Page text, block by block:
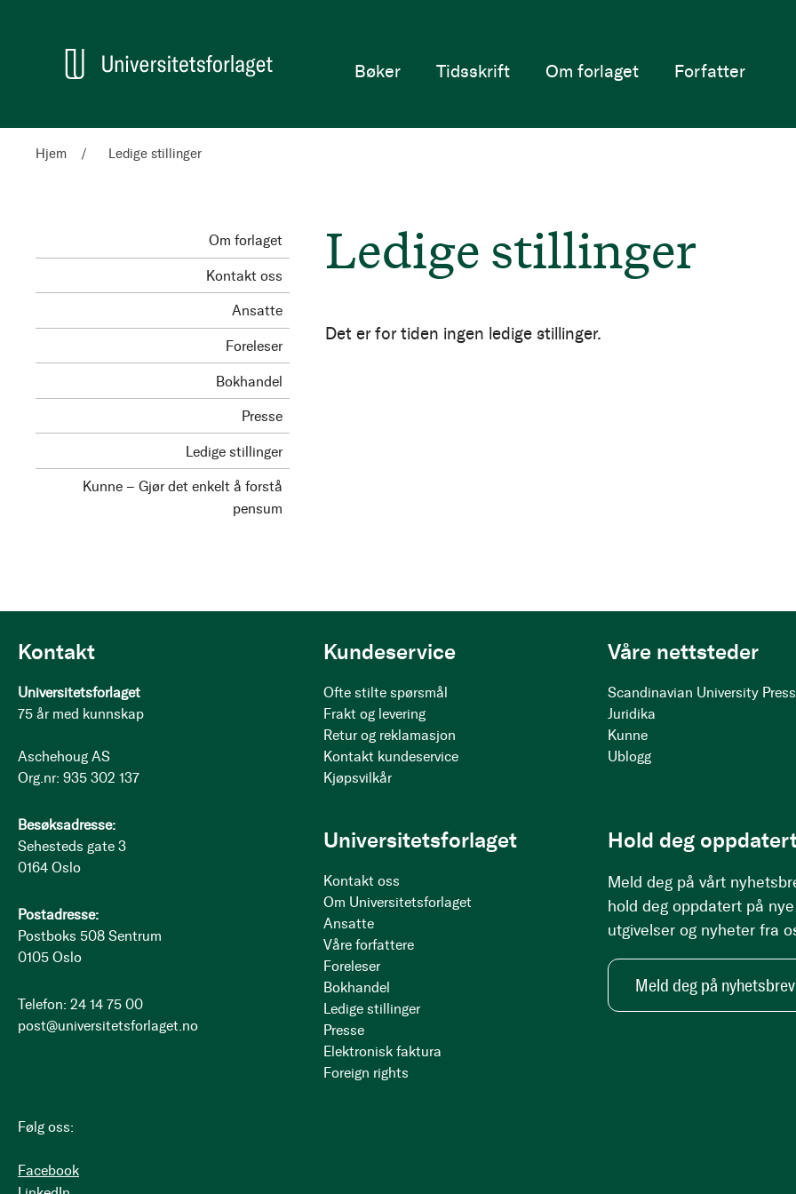
Hjem
Bøker Tidsskrift Om forlaget Forfatter
Hjem Ledige stillinger
Om forlaget
Kontakt oss
Ansatte
Foreleser
Bokhandel
Presse
Ledige stillinger
Kunne – Gjør det enkelt å forstå
pensum
Ledige stillinger
Det er for tiden ingen ledige stillinger.
Kontakt
Universitetsforlaget
75 år med kunnskap
Aschehoug AS
Org.nr: 935 302 137
Besøksadresse:
Sehesteds gate 3
0164 Oslo
Postadresse:
Postboks 508 Sentrum
0105 Oslo
Telefon: 24 14 75 00
post@universitetsforlaget.no
Følg oss:
Facebook
Kundeservice
Ofte stilte spørsmål
Frakt og levering
Retur og reklamasjon
Kontakt kundeservice
Kjøpsvilkår
Våre nettsteder
Scandinavian University Press
Juridika
Kunne
Ublogg
Universitetsforlaget
Kontakt oss
Om Universitetsforlaget
Ansatte
Våre forfattere
Foreleser
Bokhandel
Ledige stillinger
Presse
Elektronisk faktura
Foreign rights
Hold deg
Meld deg på vårt
hold deg oppdatert på nye
utgivelser og nyheter fra
Meld deg på nyhetsbrev